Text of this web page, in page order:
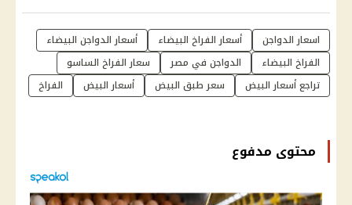
اسعار الدواجن أسعار الفراخ البيضاء
أسعار الدواجن البيضاء
الفراخ البيضاء
الدواجن في مصر
سعار الفراخ الساسو
تراجع أسعار البيض
سعر طبق البيض أسعار البيض الفراخ
محتوى مدفوع